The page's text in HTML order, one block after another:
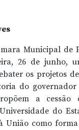
Municipal de
26 de junho,
os projetos de
do governador
a
do
União como